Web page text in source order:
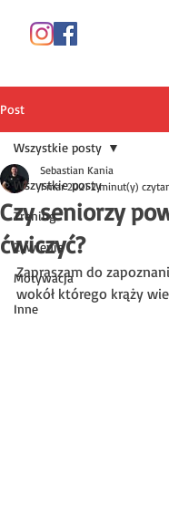
Post
Wszystkie posty
Trening
Żywienie
Motywacja
Inne
Wszystkie posty
Czy seniorzy
ćwiczyć?
Sebastian Kania
1 mar 2021 2 minut(y)
Zapraszam do
wokół którego krąży